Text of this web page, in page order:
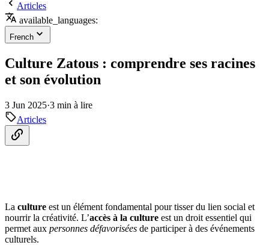
Articles
available_languages:
French
Culture Zatous : comprendre ses racines
et son évolution
3 Jun 2025·3 min à lire
Articles
La culture est un élément fondamental pour tisser du lien social et
nourrir la créativité. L’accès à la culture est un droit essentiel qui
permet aux personnes défavorisées de participer à des événements
culturels.